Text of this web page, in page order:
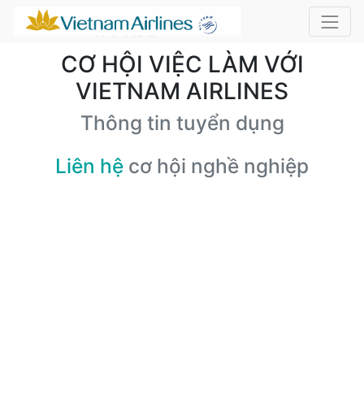
CƠ HỘI VIỆC LÀM VỚI
VIETNAM AIRLINES
Thông tin tuyển dụng
Liên hệ cơ hội nghề nghiệp